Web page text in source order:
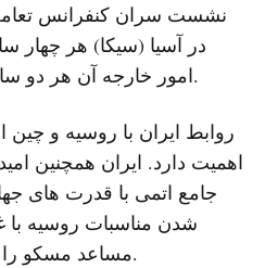
نشست سران کنفرانس
در آسیا (سیکا) هر چهار
امور خارجه آن هر دو سال یک بار برگزار می شود.
روابط ایران با روسیه و
اهمیت دارد. ایران همچنین
جامع اتمی با قدرت های
شدن مناسبات روسیه با
مساعد مسکو را در این گفتگو ها جلب کند.